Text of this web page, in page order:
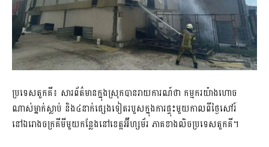
ប្រទេសតួកគី៖ សារព័ត៌មានក្នុងស្រុកបានរាយការណ៍ថា កម្មករយ៉ាងហោច
ណាស់ម្នាក់ស្លាប់ និង៤នាក់ផ្សេងទៀតរបួសក្នុងការផ្ទុះមួយកាលពីថ្ងៃសៅរ៍
នៅឯរោងចក្រគីមីមួយកន្លែងនៅខេត្តអ៊ីហ្សម័រ ភាគខាងលិចប្រទេសតួកគី។